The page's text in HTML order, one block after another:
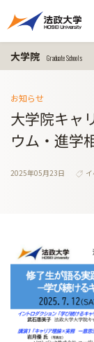
大学院 Graduate Schools
お知らせ
大学院キャ
ウム・進学
2025年05月23日